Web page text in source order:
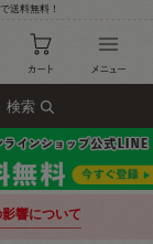
送料無料！
検索
響について